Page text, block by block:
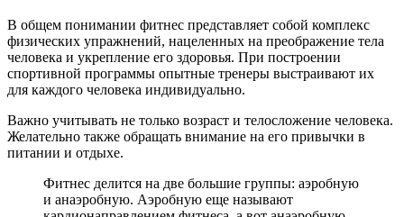
В общем понимании фитнес представляет собой комплекс
физических упражнений, нацеленных на преображение тела
человека и укрепление его здоровья. При построении
спортивной программы опытные тренеры выстраивают их
для каждого человека индивидуально.
Важно учитывать не только возраст и телосложение человека.
Желательно также обращать внимание на его привычки в
питании и отдыхе.
Фитнес делится на две большие группы: аэробную
и анаэробную. Аэробную еще называют